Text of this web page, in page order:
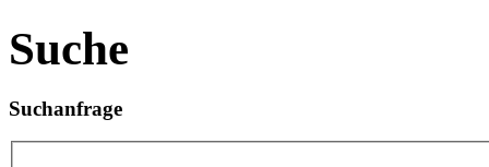
Suche
Suchanfrage